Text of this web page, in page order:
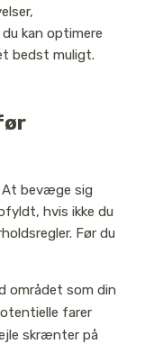
kan optimere
bedst muligt.
At bevæge sig
hvis ikke du
Før du
området som din
farer
skrænter på